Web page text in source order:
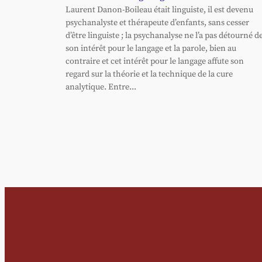
Laurent Danon-Boileau était linguiste, il est devenu
psychanalyste et thérapeute d’enfants, sans cesser
d’être linguiste ; la psychanalyse ne l’a pas détourné
son intérêt pour le langage et la parole, bien au
contraire et cet intérêt pour le langage affute son
regard sur la théorie et la technique de la cure
analytique. Entre...